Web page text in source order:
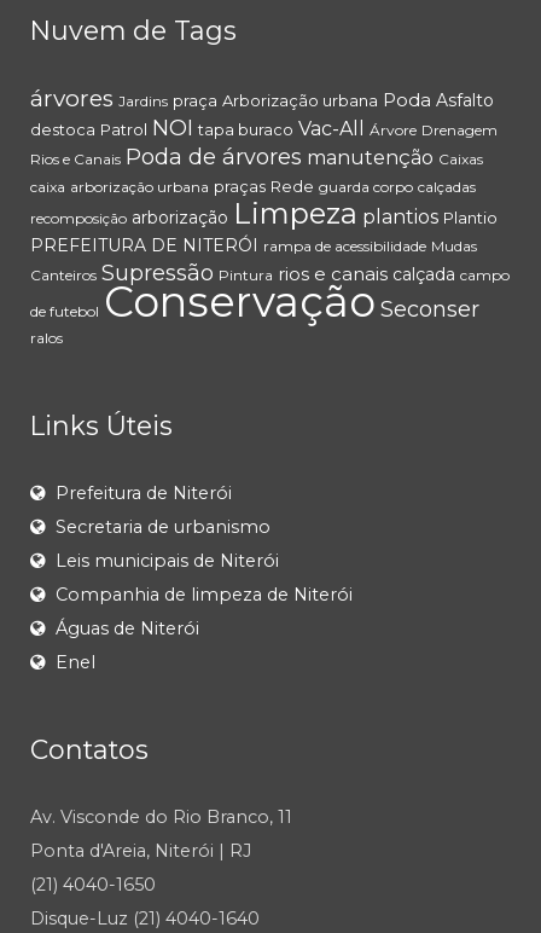
Nuvem de Tags
árvores Jardins praça Arborização urbana Poda Asfalto
destoca Patrol NOI tapa buraco Vac-All Árvore Drenagem
Rios e Canais Poda de árvores manutenção Caixas
caixa arborização urbana praças Rede guarda corpo calçadas
recomposição arborização Limpeza plantios Plantio
PREFEITURA DE NITERÓI rampa de acessibilidade Mudas
Canteiros Supressão Pintura rios e canais calçada campo
de futebol Conservação Seconser
ralos
Links Úteis
Prefeitura de Niterói
Secretaria de urbanismo
Leis municipais de Niterói
Companhia de limpeza de Niterói
Águas de Niterói
Enel
Contatos
Av. Visconde do Rio Branco, 11
Ponta d'Areia, Niterói | RJ
(21) 4040-1650
Disque-Luz (21) 4040-1640